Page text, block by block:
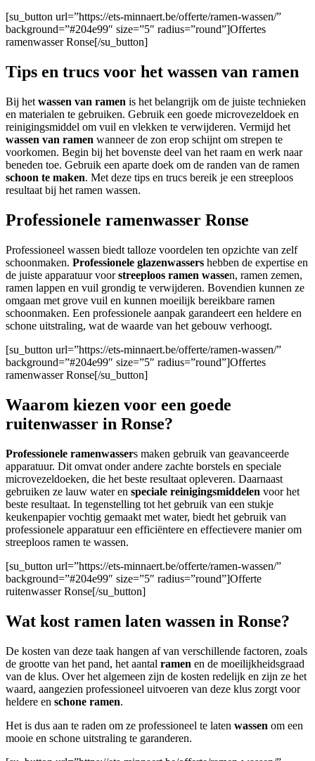
[su_button url=”https://ets-minnaert.be/offerte/ramen-wassen/”
background=”#204e99″ size=”5″ radius=”round”]Offertes
ramenwasser Ronse[/su_button]
Tips en trucs voor het wassen van ramen
Bij het wassen van ramen is het belangrijk om de juiste technieken
en materialen te gebruiken. Gebruik een goede microvezeldoek en
reinigingsmiddel om vuil en vlekken te verwijderen. Vermijd het
wassen van ramen wanneer de zon erop schijnt om strepen te
voorkomen. Begin bij het bovenste deel van het raam en werk naar
beneden toe. Gebruik een aparte doek om de randen van de ramen
schoon te maken. Met deze tips en trucs bereik je een streeploos
resultaat bij het ramen wassen.
Professionele ramenwasser Ronse
Professioneel wassen biedt talloze voordelen ten opzichte van zelf
schoonmaken. Professionele glazenwassers hebben de expertise en
de juiste apparatuur voorstreeploos ramen wassen, ramen zemen,
ramen lappen en vuil grondig te verwijderen. Bovendien kunnen ze
omgaan met grove vuil en kunnen moeilijk bereikbare ramen
schoonmaken. Een professionele aanpak garandeert een heldere en
schone uitstraling, wat de waarde van het gebouw verhoogt.
[su_button url=”https://ets-minnaert.be/offerte/ramen-wassen/”
background=”#204e99″ size=”5″ radius=”round”]Offertes
ramenwasser Ronse[/su_button]
Waarom kiezen voor een goede
ruitenwasser in Ronse?
Professionele ramenwassers maken gebruik van geavanceerde
apparatuur. Dit omvat onder andere zachte borstels en speciale
microvezeldoeken, die het beste resultaat opleveren. Daarnaast
gebruiken ze lauw water en speciale reinigingsmiddelen voor het
beste resultaat. In tegenstelling tot het gebruik van een stukje
keukenpapier vochtig gemaakt met water, biedt het gebruik van
professionele apparatuur een efficiëntere en effectievere manier om
streeploos ramen te wassen.
[su_button url=”https://ets-minnaert.be/offerte/ramen-wassen/”
background=”#204e99″ size=”5″ radius=”round”]Offerte
ruitenwasser Ronse[/su_button]
Wat kost ramen laten wassen in Ronse?
De kosten van deze taak hangen af van verschillende factoren, zoals
de grootte van het pand, het aantal ramen en de moeilijkheidsgraad
van de klus. Over het algemeen zijn de kosten redelijk en zijn ze het
waard, aangezien professioneel uitvoeren van deze klus zorgt voor
heldere en schone ramen.
Het is dus aan te raden om ze professioneel te laten wassen om een
mooie en schone uitstraling te garanderen.